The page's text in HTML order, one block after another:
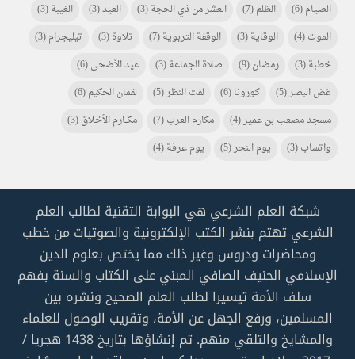
الصيام(6) الظلم(7) العشر من ذي الحجة(3) العيد(3) الغيبة(3)
الموت(4) الوقاية(3) الوقفة التربوية(7) تلاوة(3) تيليجرام(3)
خطبة(3) رمضان(9) صلاة الجماعة(3) عيد الأضحى(6)
غض البصر(5) كورونا(6) لفت النظر(5) لقمان الحكيم(6)
مسجد مصعب بن عمير(4) مكارم العرب(7) مكـــارم الأخلاق(3)
واتساب(3) يوم النحر(5) يوم عرفة(4)
شبكة العلم الشرعي هي البوابة التقنية لطالب العلم
الشرعي تهتم بنشر الكتب الإلكترونية والصوتيات من خطب
ومحاضرات ودروس وغير ذلك مما يختص بعلوم الدين
الإسلامي الحنيف الصافي المبني على الكتاب والسنة بفهم
سلف الأمة تيسيرا لطلب العلم الصحيح ونشره بين
المسلمين، ورفع الجهل عن الأمة، وتقريب الوصول للعلماء
والمشايخ والتلقي منهم. تم إنشاؤها بتاريخ 1438 هجريا /